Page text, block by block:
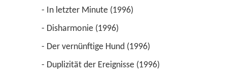
- In letzter Minute (1996)
- Disharmonie (1996)
- Der vernünftige Hund (1996)
- Duplizität der Ereignisse (1996)